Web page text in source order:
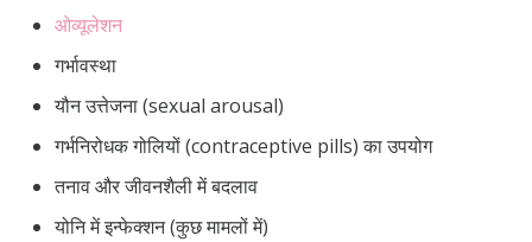
ओव्यूलेशन
गर्भावस्था
यौन उत्तेजना (sexual arousal)
गर्भनिरोधक गोलियों (contraceptive pills) का उपयोग
तनाव और जीवनशैली में बदलाव
योनि में इन्फेक्शन (कुछ मामलों में)